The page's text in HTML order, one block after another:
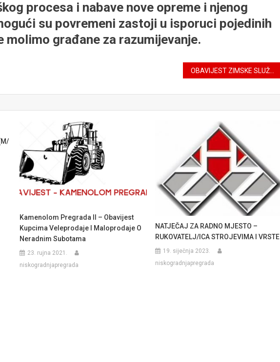
procesa i nabave nove opreme i njenog
su povremeni zastoji u isporuci pojedinih
molimo građane za razumijevanje.
Kamenolom Pregrada II – Obavijest
Kupcima Veleprodaje I Maloprodaje O
Neradnim Subotama
23. rujna 2021.
niskogradnjapregrada
NATJEČAJ ZA RADNO MJESTO –
RUKOVATELJ/ICA STROJEVIMA I VRSTE
19. siječnja 2023.
niskogradnjapregrada